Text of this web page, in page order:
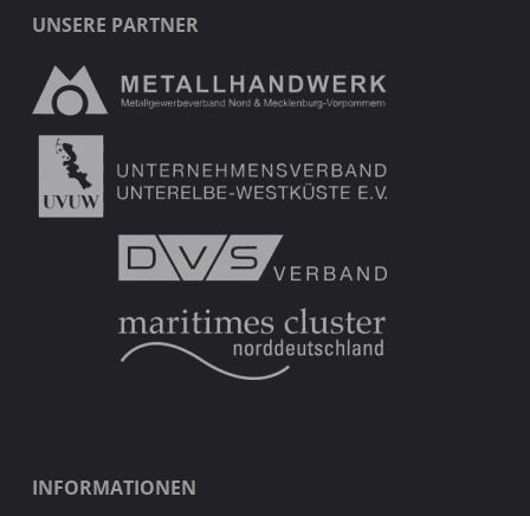
UNSERE PARTNER
INFORMATIONEN